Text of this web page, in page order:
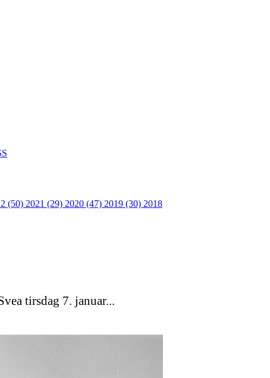
(50) 2021 (29) 2020 (47) 2019 (30) 2018
tirsdag 7. januar...